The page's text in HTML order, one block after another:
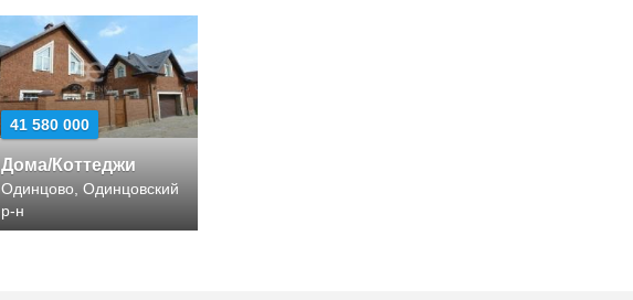
41 580 000
Дома/Коттеджи
Одинцово, Одинцовский
р-н